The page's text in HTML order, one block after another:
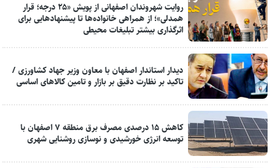
روایت شهروندان اصفهانی از پویش «۲۵ درجه؛ قرار
همدلی»؛ از همراهی خانواده‌ها تا پیشنهادهایی برای
اثرگذاری بیشتر تبلیغات محیطی
دیدار استاندار اصفهان با معاون وزیر جهاد کشاورزی /
تاکید بر نظارت دقیق بر بازار و تامین کالاهای اساسی
کاهش ۱۵ درصدی مصرف برق منطقه ۷ اصفهان با
توسعه انرژی خورشیدی و نوسازی روشنایی شهری